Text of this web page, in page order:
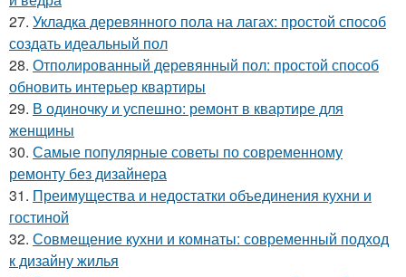
27. Укладка деревянного пола на лагах: простой способ
создать идеальный пол
28. Отполированный деревянный пол: простой способ
обновить интерьер квартиры
29. В одиночку и успешно: ремонт в квартире для
женщины
30. Самые популярные советы по современному
ремонту без дизайнера
31. Преимущества и недостатки объединения кухни и
гостиной
32. Совмещение кухни и комнаты: современный подход
к дизайну жилья